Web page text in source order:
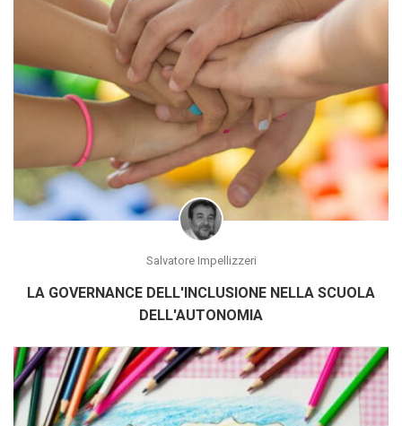
Salvatore Impellizzeri
LA GOVERNANCE DELL'INCLUSIONE NELLA SCUOLA
DELL'AUTONOMIA